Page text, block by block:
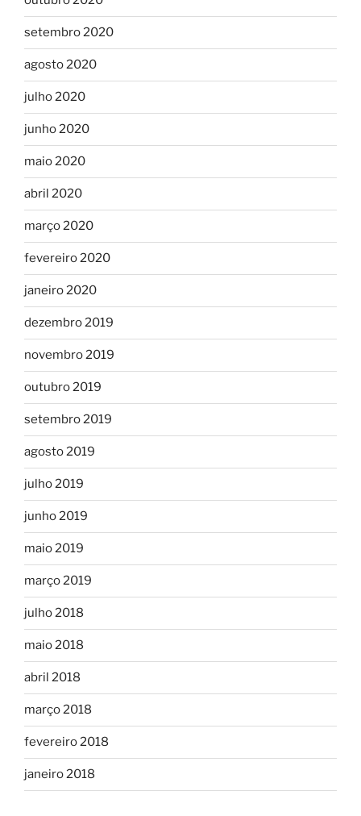
setembro 2020
agosto 2020
julho 2020
junho 2020
maio 2020
abril 2020
março 2020
fevereiro 2020
janeiro 2020
dezembro 2019
novembro 2019
outubro 2019
setembro 2019
agosto 2019
julho 2019
junho 2019
maio 2019
março 2019
julho 2018
maio 2018
abril 2018
março 2018
fevereiro 2018
janeiro 2018